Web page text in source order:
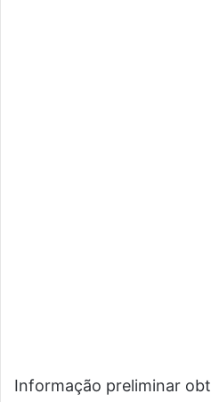
Informação preliminar